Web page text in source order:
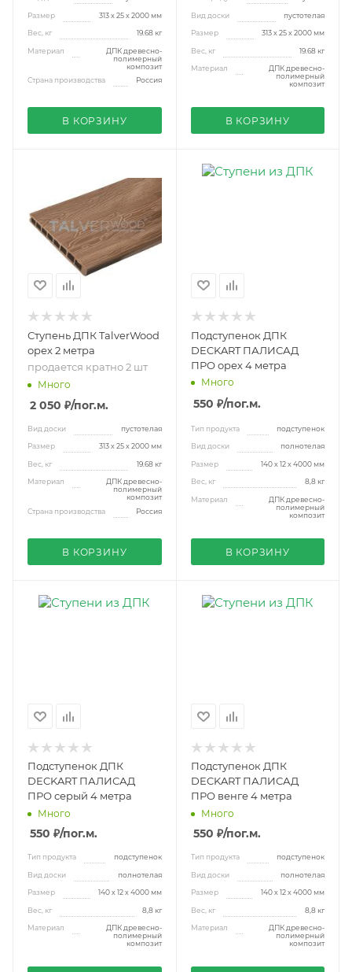
Размер 313 х 25 х 2000 мм
Вес, кг 19.68 кг
Материал
ДПК древесно-
полимерный
композит
Страна производства
Россия
В КОРЗИНУ
Вид доски пустотелая
Размер 313 х 25 х 2000 мм
Вес, кг 19.68 кг
Материал
ДПК древесно-
полимерный
композит
В КОРЗИНУ
Ступень ДПК TalverWood
орех 2 метра
продается кратно 2 шт
Много
2 050 ₽/пог.м.
Вид доски пустотелая
Размер 313 х 25 х 2000 мм
Вес, кг 19.68 кг
Материал
ДПК древесно-
полимерный
композит
Страна производства
Россия
В КОРЗИНУ
Подступенок ДПК
DECKART ПАЛИСАД
ПРО орех 4 метра
Много
550 ₽/пог.м.
Тип продукта подступенок
Вид доски полнотелая
Размер 140 х 12 х 4000 мм
Вес, кг 8,8 кг
Материал
ДПК древесно-
полимерный
композит
В КОРЗИНУ
Подступенок ДПК
DECKART ПАЛИСАД
ПРО серый 4 метра
Много
550 ₽/пог.м.
Тип продукта подступенок
Вид доски полнотелая
Размер 140 х 12 х 4000 мм
Вес, кг 8,8 кг
Материал
ДПК древесно-
полимерный
композит
Подступенок ДПК
DECKART ПАЛИСАД
ПРО венге 4 метра
Много
550 ₽/пог.м.
Тип продукта подступенок
Вид доски полнотелая
Размер 140 х 12 х 4000 мм
Вес, кг 8,8 кг
Материал
ДПК древесно-
полимерный
композит